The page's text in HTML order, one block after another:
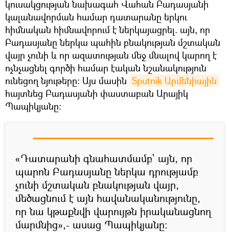
կուսակցության նախագահ Վահան Բադասյանի
կալանավորման համար դատարանը երկու
հիմնական հիմնավորում է ներկայացրել. այն, որ
Բադասյանը ներկա պահին բնակության մշտական
վայր չունի և որ ազատության մեջ մնալով կարող է
ոչնչացնել գործի համար էական նշանակություն
ունեցող նյութերը: Այս մասին Sputnik Արմենիային
հայտնեց Բադասյանի փաստաբան Արայիկ
Պապիկյանը:
«Դատարանի գնահատմամբ` այն, որ
պարոն Բադասյանը ներկա դրությամբ
չունի մշտական բնակության վայր,
մեծացնում է այն հավանականությունը,
որ նա կթաքնվի վարույթն իրականացնող
մարմնից»,- ասաց Պապիկյանը: